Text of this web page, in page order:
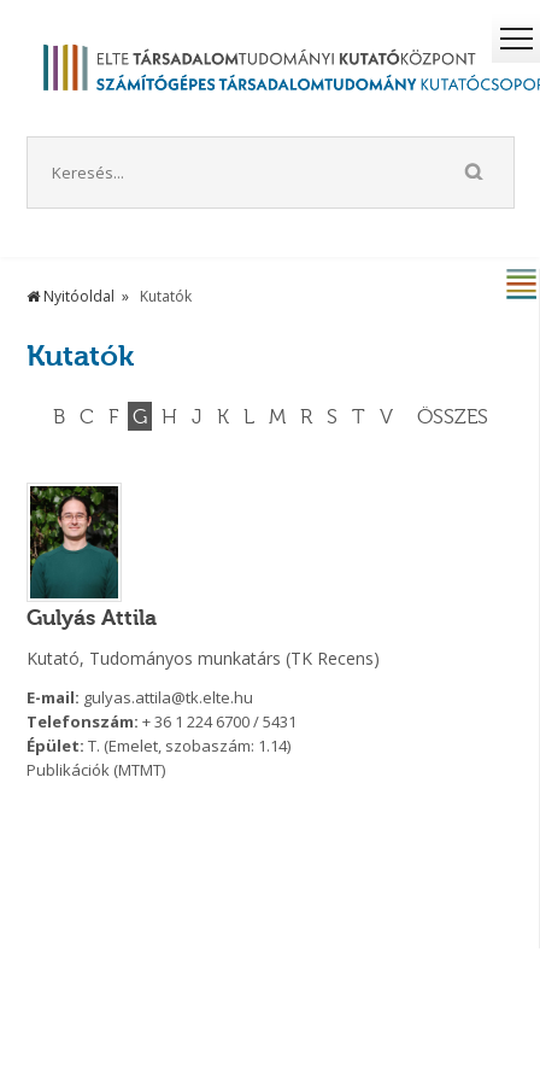
Nyitóoldal Kutatók
Kutatók
B C F G H J K L M R S T V ÖSSZES
Gulyás Attila
Kutató, Tudományos munkatárs (TK Recens)
E-mail: gulyas.attila@tk.elte.hu
Telefonszám: + 36 1 224 6700 / 5431
Épület: T. (Emelet, szobaszám: 1.14)
Publikációk (MTMT)